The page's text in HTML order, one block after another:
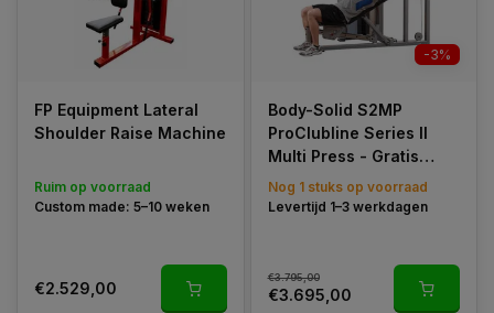
FP Equipment Lateral
Shoulder Raise Machine
Ruim op voorraad
Custom made: 5–10 weken
€2.529,00
-3%
Body-Solid S2MP
ProClubline Series II
Multi Press - Gratis
Montage
Nog 1 stuks op voorraad
Levertijd 1–3 werkdagen
€3.795,00
€3.695,00